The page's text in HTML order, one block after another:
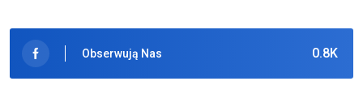
0.8K
Obserwują Nas